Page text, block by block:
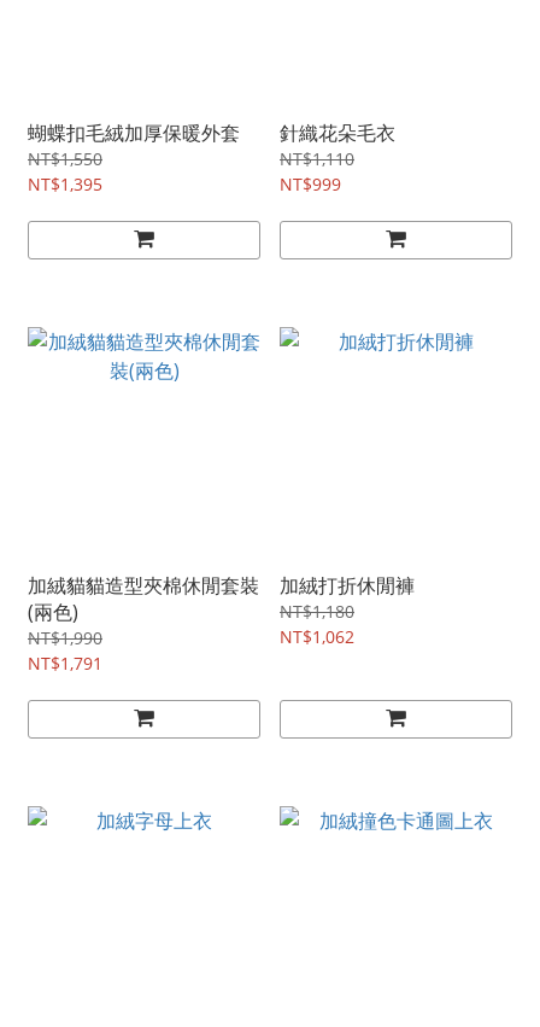
蝴蝶扣毛絨加厚保暖外套
NT$1,550
NT$1,395
針織花朵毛衣
NT$1,110
NT$999
加絨貓貓造型夾棉休閒套裝
(兩色)
NT$1,990
NT$1,791
加絨打折休閒褲
NT$1,180
NT$1,062